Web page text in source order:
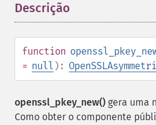
Descrição
function
= null ):
openssl_pkey_new() gera uma
Como obter o componente